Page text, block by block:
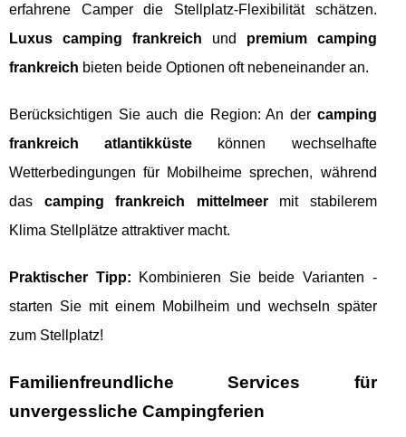
erfahrene Camper die Stellplatz-Flexibilität schätzen.
Luxus camping frankreich und premium camping
frankreich bieten beide Optionen oft nebeneinander an.
Berücksichtigen Sie auch die Region: An der camping
frankreich atlantikküste können wechselhafte
Wetterbedingungen für Mobilheime sprechen, während
das camping frankreich mittelmeermit stabilerem
Klima Stellplätze attraktiver macht.
Praktischer Tipp: Kombinieren Sie beide Varianten -
starten Sie mit einem Mobilheim und wechseln später
zum Stellplatz!
Familienfreundliche Services für
unvergessliche Campingferien